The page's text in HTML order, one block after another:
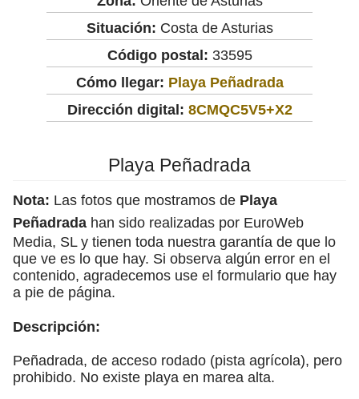
Situación: Costa de Asturias
Código postal: 33595
Cómo llegar: Playa Peñadrada
Dirección digital: 8CMQC5V5+X2
Playa Peñadrada
Nota: Las fotos que mostramos de Playa
Peñadrada han sido realizadas por EuroWeb
Media, SL y tienen toda nuestra garantía de que lo
que ve es lo que hay. Si observa algún error en el
contenido, agradecemos use el formulario que hay
a pie de página.
Descripción:
Peñadrada, de acceso rodado (pista agrícola), pero
prohibido. No existe playa en marea alta.